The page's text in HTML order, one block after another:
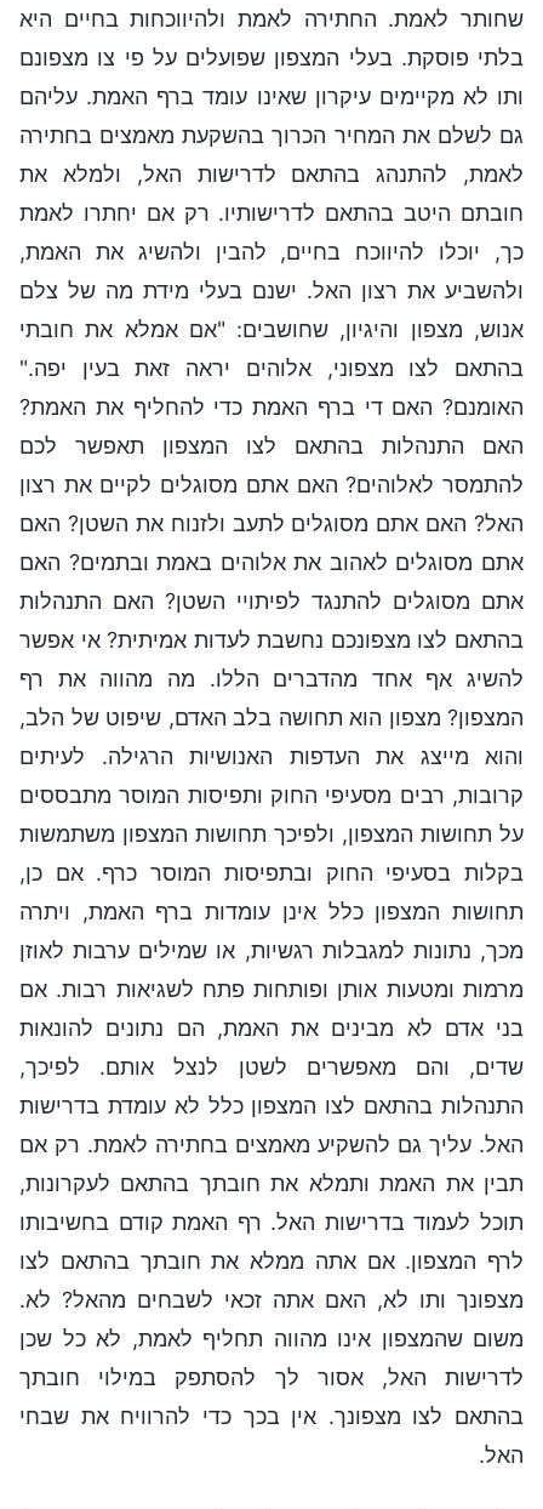
שחותר לאמת. החתירה לאמת ולהיווכחות בחיים היא
בלתי פוסקת. בעלי המצפון שפועלים על פי צו מצפונם
ותו לא מקיימים עיקרון שאינו עומד ברף האמת. עליהם
גם לשלם את המחיר הכרוך בהשקעת מאמצים בחתירה
לאמת, להתנהג בהתאם לדרישות האל, ולמלא את
חובתם היטב בהתאם לדרישותיו. רק אם יחתרו לאמת
כך, יוכלו להיווכח בחיים, להבין ולהשיג את האמת,
ולהשביע את רצון האל. ישנם בעלי מידת מה של צלם
אנוש, מצפון והיגיון, שחושבים: "אם אמלא את חובתי
בהתאם לצו מצפוני, אלוהים יראה זאת בעין יפה."
האומנם? האם די ברף האמת כדי להחליף את האמת?
האם התנהלות בהתאם לצו המצפון תאפשר לכם
להתמסר לאלוהים? האם אתם מסוגלים לקיים את רצון
האל? האם אתם מסוגלים לתעב ולזנוח את השטן? האם
אתם מסוגלים לאהוב את אלוהים באמת ובתמים? האם
אתם מסוגלים להתנגד לפיתויי השטן? האם התנהלות
בהתאם לצו מצפונכם נחשבת לעדות אמיתית? אי אפשר
להשיג אף אחד מהדברים הללו. מה מהווה את רף
המצפון? מצפון הוא תחושה בלב האדם, שיפוט של הלב,
והוא מייצג את העדפות האנושיות הרגילה. לעיתים
קרובות, רבים מסעיפי החוק ותפיסות המוסר מתבססים
על תחושות המצפון, ולפיכך תחושות המצפון משתמשות
בקלות בסעיפי החוק ובתפיסות המוסר כרף. אם כן,
תחושות המצפון כלל אינן עומדות ברף האמת, ויתרה
מכך, נתונות למגבלות רגשיות, או שמילים ערבות לאוזן
מרמות ומטעות אותן ופותחות פתח לשגיאות רבות. אם
בני אדם לא מבינים את האמת, הם נתונים להונאות
שדים, והם מאפשרים לשטן לנצל אותם. לפיכך,
התנהלות בהתאם לצו המצפון כלל לא עומדת בדרישות
האל. עליך גם להשקיע מאמצים בחתירה לאמת. רק אם
תבין את האמת ותמלא את חובתך בהתאם לעקרונות,
תוכל לעמוד בדרישות האל. רף האמת קודם בחשיבותו
לרף המצפון. אם אתה ממלא את חובתך בהתאם לצו
מצפונך ותו לא, האם אתה זכאי לשבחים מהאל? לא.
משום שהמצפון אינו מהווה תחליף לאמת, לא כל שכן
לדרישות האל, אסור לך להסתפק במילוי חובתך
בהתאם לצו מצפונך. אין בכך כדי להרוויח את שבחי
האל.